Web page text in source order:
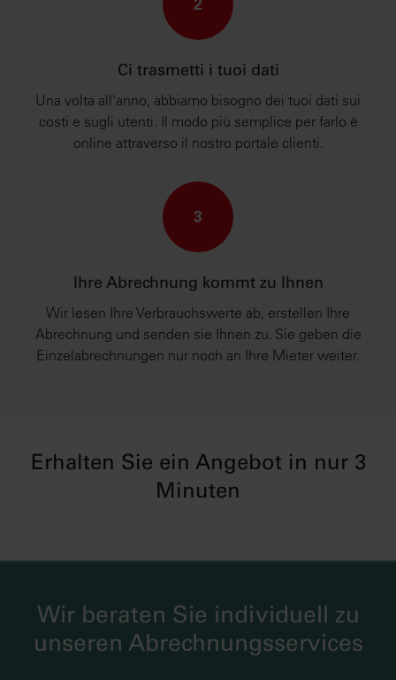
2
Ci trasmetti i tuoi dati
Una volta all'anno, abbiamo bisogno dei tuoi dati sui
costi e sugli utenti. Il modo più semplice per farlo è
online attraverso il nostro portale clienti.
3
Ihre Abrechnung kommt zu Ihnen
Wir lesen Ihre Verbrauchswerte ab, erstellen Ihre
Abrechnung und senden sie Ihnen zu. Sie geben die
Einzelabrechnungen nur noch an Ihre Mieter weiter.
Erhalten Sie ein Angebot in nur 3
Minuten
Wir beraten Sie individuell zu
unseren Abrechnungsservices